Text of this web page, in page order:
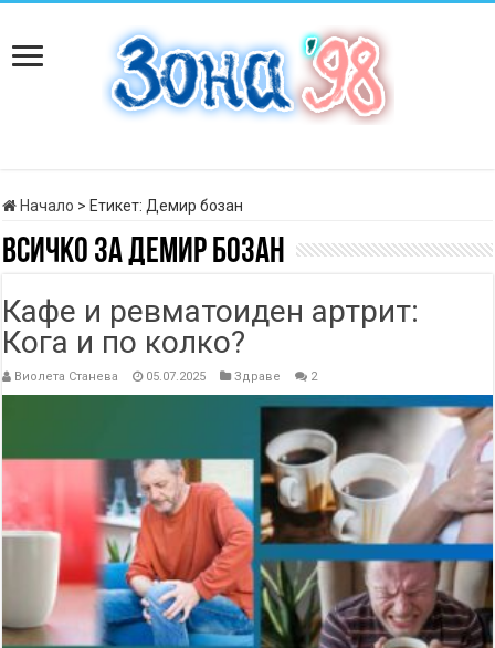
Начало > Етикет: Демир бозан
Всичко заДемир бозан
Кафе и ревматоиден артрит:
Кога и по колко?
Виолета Станева 05.07.2025 Здраве 2